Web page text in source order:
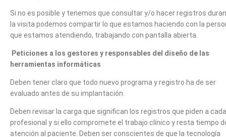
Si no es posible y tenemos que consultar y/o hacer registros
la visita podemos compartir lo que estamos haciendo con la
que estamos atendiendo, trabajando con pantalla abierta.
Peticiones a los gestores y responsables del diseño de las
herramientas informáticas
Deben tener claro que todo nuevo programa y registro ha de ser
evaluado antes de su implantación.
Deben revisar la carga que significan los registros que piden a cada
profesional y si ello compromete el trabajo clínico y resta tiempo
atención al paciente. Deben ser conscientes de que la tecnología